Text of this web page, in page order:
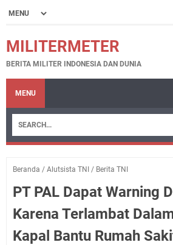
MILITERMETER
BERITA MILITER INDONESIA DAN DUNIA
MENU
Beranda / Alutsista TNI / Berita TNI
PT PAL Dapat Warning
Karena Terlambat
Kapal Bantu Rumah